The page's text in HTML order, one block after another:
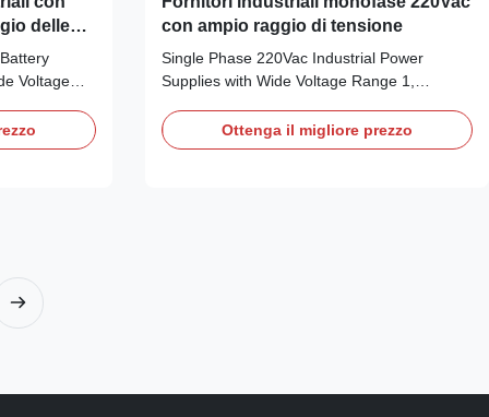
delle
di
Voltage
a system
features and
output
con ampio raggio di tensione
Single Phase 220Vac Industrial Power
Supplies with Wide Voltage Range 1,
Origin: Shenzhen, China (Mainland) Single
phase 220Vac Brand Name: ESTEL 48V(
Ottenga il migliore prezzo